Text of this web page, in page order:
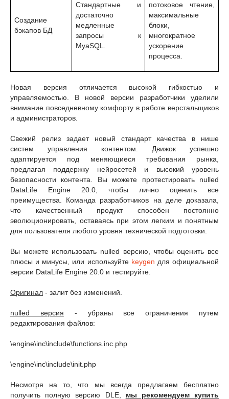
Создание
бэкапов БД
Стандартные и
достаточно
медленные
запросы к
MyaSQL.
потоковое чтение,
максимальные
блоки,
многократное
ускорение
процесса.
Новая версия отличается высокой гибкостью и
управляемостью. В новой версии разработчики уделили
внимание повседневному комфорту в работе верстальщиков
и администраторов.
Свежий релиз задает новый стандарт качества в нише
систем управления контентом. Движок успешно
адаптируется под меняющиеся требования рынка,
предлагая поддержку нейросетей и высокий уровень
безопасности контента. Вы можете протестировать nulled
DataLife Engine 20.0, чтобы лично оценить все
преимущества. Команда разработчиков на деле доказала,
что качественный продукт способен постоянно
эволюционировать, оставаясь при этом легким и понятным
для пользователя любого уровня технической подготовки.
Вы можете использовать nulled версию, чтобы оценить все
плюсы и минусы, или используйте keygen для официальной
версии DataLife Engine 20.0 и тестируйте.
Оригинал - залит без изменений.
nulled версия - убраны все ограничения путем
редактирования файлов:
\engine\inc\include\functions.inc.php
\engine\inc\include\init.php
Несмотря на то, что мы всегда предлагаем бесплатно
получить полную версию DLE, мы рекомендуем купить